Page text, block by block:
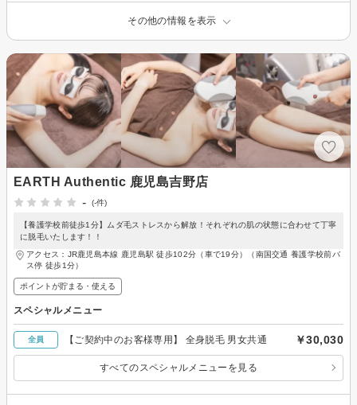
その他の情報を表示
EARTH Authentic 鹿児島吉野店
-
(-件)
【養護学校前徒歩1分】ムダ毛ストレスから解放！それぞれの肌の状態に合わせて丁寧
に脱毛いたします！！
アクセス：JR鹿児島本線 鹿児島駅 徒歩102分（車で19分）（南国交通 養護学校前バ
ス停 徒歩1分）
ポイントが貯まる・使える
スペシャルメニュー
全員 【ご契約中のお客様専用】 全身脱毛 男女共通 ￥30,030
すべてのスペシャルメニューを見る